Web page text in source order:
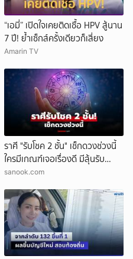
“เอมี่” เปิดใจเคยติดเชื้อ HPV สู้นาน
7 ปี! ย้ำเซ็กส์ครั้งเดียวก็เสี่ยง
Amarin TV
ราศี "รับโชค 2 ชั้น" เช็กดวงช่วงนี้
ใครมีเกณฑ์เจอเรื่องดี มีลุ้นรับ
ความปัง
sanook.com